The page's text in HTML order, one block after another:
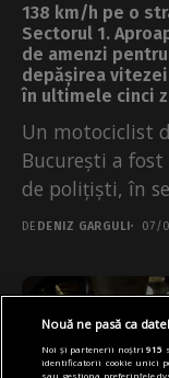
138 km/h pe o
Sectorul 1.
de amenzi pentru
depășirea
în ultimele cinci
Un motociclist
București a
de polițiști, în
de...
DE DENIZ GARGULI 07/
Nouă ne pasă ca
Noi și partenerii noștri915
identificatorii cookie unici
sau gestiona preferințele